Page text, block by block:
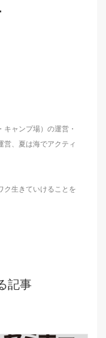
ャンプ場）の運営・
営、夏は海でアクティ
ク生きていけることを
記事